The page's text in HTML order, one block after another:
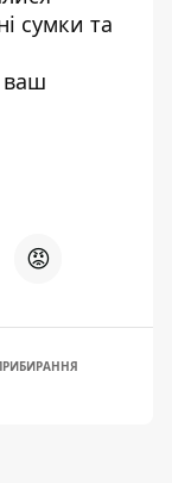
сумки та
ваш
😡